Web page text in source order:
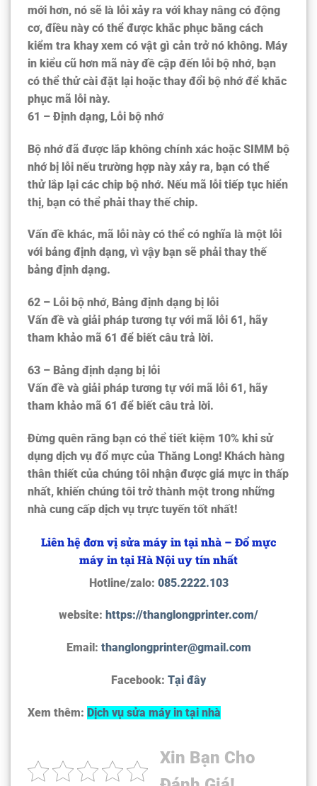
mới hơn, nó sẽ là lỗi xảy ra với khay nâng có động
cơ, điều này có thể được khắc phục bằng cách
kiểm tra khay xem có vật gì cản trở nó không. Máy
in kiểu cũ hơn mã này đề cập đến lỗi bộ nhớ, bạn
có thể thử cài đặt lại hoặc thay đổi bộ nhớ để khắc
phục mã lỗi này.
61 – Định dạng, Lỗi bộ nhớ
Bộ nhớ đã được lắp không chính xác hoặc SIMM bộ
nhớ bị lỗi nếu trường hợp này xảy ra, bạn có thể
thử lắp lại các chip bộ nhớ. Nếu mã lỗi tiếp tục hiển
thị, bạn có thể phải thay thế chip.
Vấn đề khác, mã lỗi này có thể có nghĩa là một lỗi
với bảng định dạng, vì vậy bạn sẽ phải thay thế
bảng định dạng.
62 – Lỗi bộ nhớ, Bảng định dạng bị lỗi
Vấn đề và giải pháp tương tự với mã lỗi 61, hãy
tham khảo mã 61 để biết câu trả lời.
63 – Bảng định dạng bị lỗi
Vấn đề và giải pháp tương tự với mã lỗi 61, hãy
tham khảo mã 61 để biết câu trả lời.
Đừng quên rằng bạn có thể tiết kiệm 10% khi sử
dụng dịch vụ đổ mực của Thăng Long! Khách hàng
thân thiết của chúng tôi nhận được giá mực in thấp
nhất, khiến chúng tôi trở thành một trong những
nhà cung cấp dịch vụ trực tuyến tốt nhất!
Liên hệ đơn vị sửa máy in tại nhà – Đổ mực
máy in tại Hà Nội uy tín nhất
Hotline/zalo: 085.2222.103
website: https://thanglongprinter.com/
Email: thanglongprinter@gmail.com
Facebook: Tại đây
Xem thêm: Dịch vụ sửa máy in tại nhà
Xin Bạn Cho